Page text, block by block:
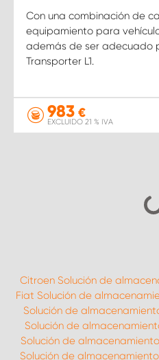
Con una combinación de
equipamiento para
además de ser adecuado
Transporter L1.
983 €
EXCLUIDO 21 % IVA
Citroen Solución de
Fiat Solución de
Solución de
Solución de
Solución de
Solución de